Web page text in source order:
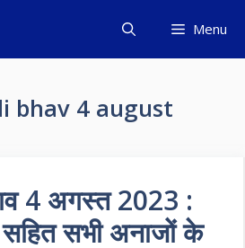
Menu
bhav 4 august
4 अगस्त 2023 :
सभी अनाजों के